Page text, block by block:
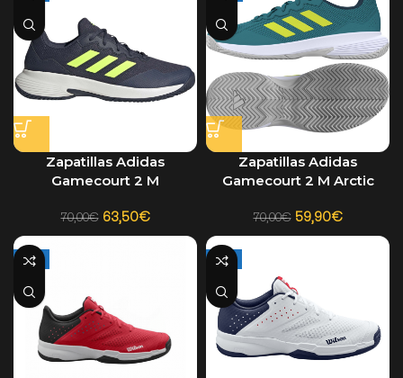
Zapatillas Adidas
Gamecourt 2 M
70,00€ 63,50€
Zapatillas Adidas
Gamecourt 2 M Arctic
70,00€ 59,90€
-21% -21%